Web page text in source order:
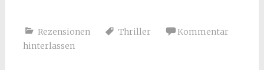
Rezensionen Thriller
Kommentar
hinterlassen